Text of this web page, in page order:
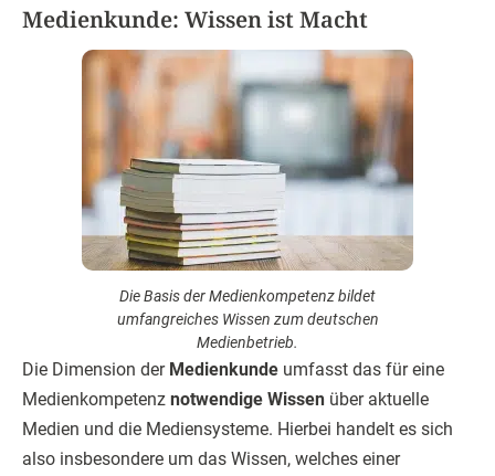
Medienkunde: Wissen ist Macht
Die Basis der Medienkompetenz bildet
umfangreiches Wissen zum deutschen
Medienbetrieb.
Die Dimension der Medienkunde umfasst das für eine
Medienkompetenz notwendige Wissen über aktuelle
Medien und die Mediensysteme. Hierbei handelt es sich
also insbesondere um das Wissen, welches einer